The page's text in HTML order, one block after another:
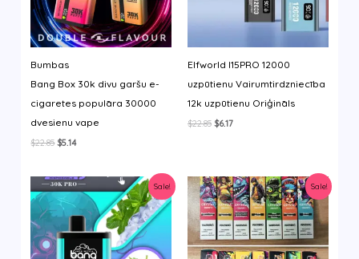
Bumbas
Bang Box 30k divu garšu e-
cigaretes populāra 30000
dvesienu vape
$22.85Original
$22.85.
$5.14Current
$5.14.
Elfworld I15PRO 12000
uzpūtienu Vairumtirdzniecība
12k uzpūtienu Oriģināls
$22.85 Original
$6.17Current
Sale! Sale!